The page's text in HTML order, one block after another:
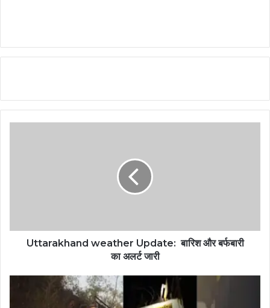
Uttarakhand weather Update: बारिश और बर्फबारी
का अलर्ट जारी